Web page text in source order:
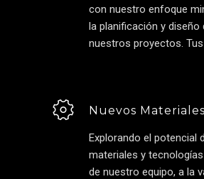
con nuestro enfoque
la planificación y diseño
nuestros proyectos.
Nuevos Materiales
Explorando el potencial
materiales y
de nuestro equipo, a la